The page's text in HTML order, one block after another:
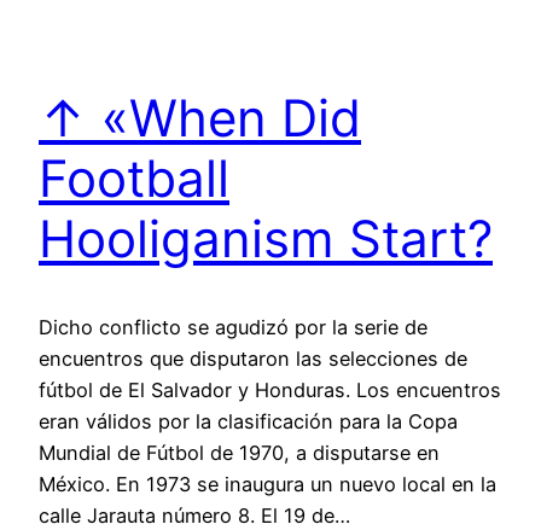
↑ «When Did
Football
Hooliganism Start?
Dicho conflicto se agudizó por la serie de
encuentros que disputaron las selecciones de
fútbol de El Salvador y Honduras. Los encuentros
eran válidos por la clasificación para la Copa
Mundial de Fútbol de 1970, a disputarse en
México. En 1973 se inaugura un nuevo local en la
calle Jarauta número 8. El 19 de…